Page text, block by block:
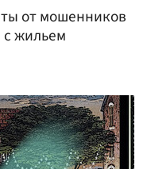
от мошенников
жильем